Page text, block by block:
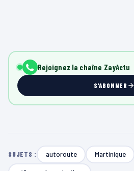
Rejoignez la chaîne ZayActu
S'ABONNER
SUJETS : autoroute Martinique